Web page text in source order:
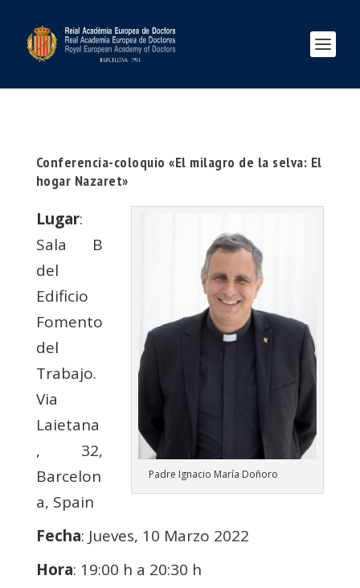
Conferencia-coloquio «El milagro de la selva: El
hogar Nazaret»
Padre Ignacio María Doñoro
Lugar:
Sala B
del
Edificio
Fomento
del
Trabajo.
Via
Laietana
, 32,
Barcelon
a, Spain
Fecha: Jueves, 10 Marzo 2022
Hora: 19:00 h a 20:30 h